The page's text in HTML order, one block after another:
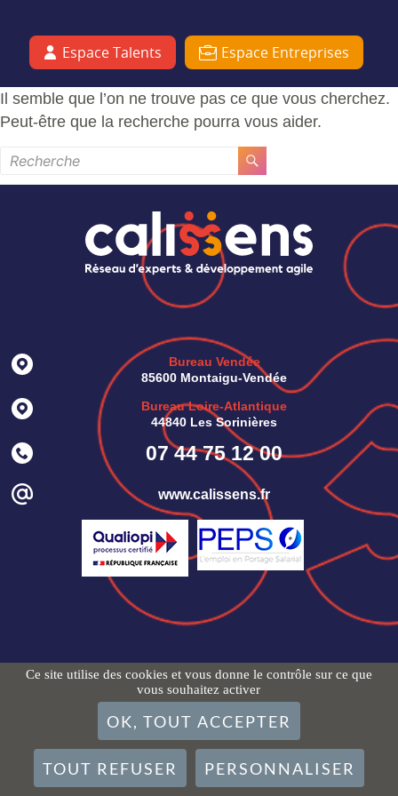
Ce site utilise des cookies et vous donne le contrôle sur ce que
vous souhaitez activer
OK, TOUT ACCEPTER
TOUT REFUSER PERSONNALISER
contenu
Calissens
Adeptes du
slashing, nous
entreprises et
talents pour
d’emploi et de
compétences
avec sens et
innovation. Une
équipe dédiée au
succès des
agent pour
l’accomplissement
des carrières.
Espace Talents Espace Entreprises
Il semble que l’on ne trouve pas ce que vous cherchez.
Peut-être que la recherche pourra vous aider.
Bureau Vendée
85600 Montaigu-Vendée
Bureau Loire-Atlantique
44840 Les Sorinières
07 44 75 12 00
www.calissens.fr